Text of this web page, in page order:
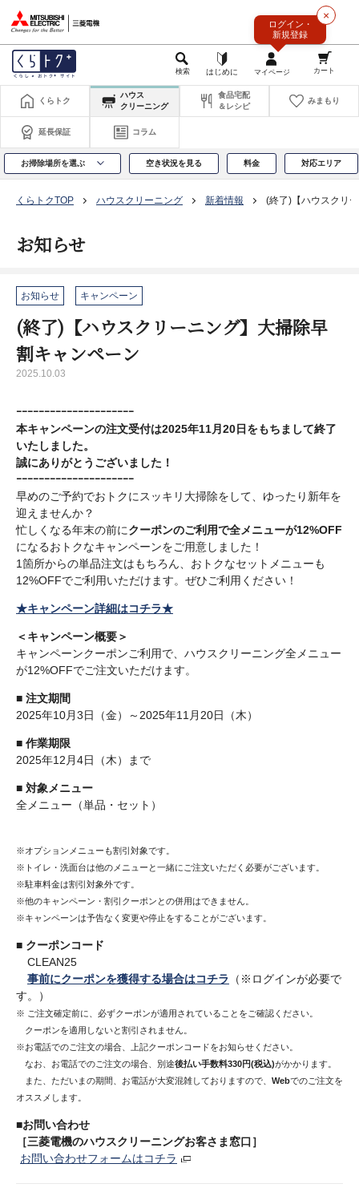
×
ログイン・
新規登録
くらトク
ハウス
クリーニング
食品宅配
＆レシピ
みまもり
延長保証 コラム
お掃除場所を選ぶ 空き状況を見る 料金 対応エリア
くらトクTOP ハウスクリーニング 新着情報 (終了)【ハウスクリ
お知らせ
お知らせ キャンペーン
(終了)【ハウスクリーニング】大掃除早
割キャンペーン
2025.10.03
ｰｰｰｰｰｰｰｰｰｰｰｰｰｰｰｰｰｰｰｰｰ
本キャンペーンの注文受付は2025年11月20日をもちまして終了
いたしました。
誠にありがとうございました！
ｰｰｰｰｰｰｰｰｰｰｰｰｰｰｰｰｰｰｰｰｰ
早めのご予約でおトクにスッキリ大掃除をして、ゆったり新年を
迎えませんか？
忙しくなる年末の前にクーポンのご利用で全メニューが12%OFF
になるおトクなキャンペーンをご用意しました！
1箇所からの単品注文はもちろん、おトクなセットメニューも
12%OFFでご利用いただけます。ぜひご利用ください！
★キャンペーン詳細はコチラ★
＜キャンペーン概要＞
キャンペーンクーポンご利用で、ハウスクリーニング全メニュー
が12%OFFでご注文いただけます。
■ 注文期間
2025年10月3日（金）～2025年11月20日（木）
■ 作業期限
2025年12月4日（木）まで
■ 対象メニュー
全メニュー（単品・セット）
※オプションメニューも割引対象です。
※トイレ・洗面台は他のメニューと一緒にご注文いただく必要がございます。
※駐車料金は割引対象外です。
※他のキャンペーン・割引クーポンとの併用はできません。
※キャンペーンは予告なく変更や停止をすることがございます。
■ クーポンコード
CLEAN25
事前にクーポンを獲得する場合はコチラ
（※ログインが必要で
す。）
※ ご注文確定前に、必ずクーポンが適用されていることをご確認ください。
クーポンを適用しないと割引されません。
※お電話でのご注文の場合、上記クーポンコードをお知らせください。
なお、お電話でのご注文の場合、別途後払い手数料330円(税込)がかかります。
また、ただいまの期間、お電話が大変混雑しておりますので、 Webでのご注文を
オススメします。
■お問い合わせ
［三菱電機のハウスクリーニングお客さま窓口］
お問い合わせフォームはコチラ